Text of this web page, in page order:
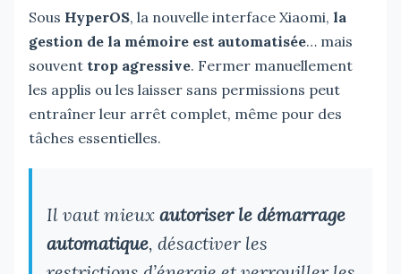
Sous HyperOS, la nouvelle interface Xiaomi, la
gestion de la mémoire est automatisée… mais
souvent trop agressive. Fermer manuellement
les applis ou les laisser sans permissions peut
entraîner leur arrêt complet, même pour des
tâches essentielles.
Il vaut mieux autoriser le démarrage
automatique, désactiver les